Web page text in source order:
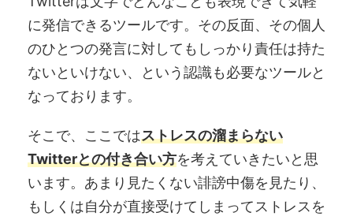
に発信できるツールです。その反面、その個人
のひとつの発言に対してもしっかり責任は持た
ないといけない、という認識も必要なツールと
なっております。
そこで、ここではストレスの溜まらない
Twitterとの付き合い方を考えていきたいと思
います。あまり見たくない誹謗中傷を見たり、
もしくは自分が直接受けてしまってストレスを